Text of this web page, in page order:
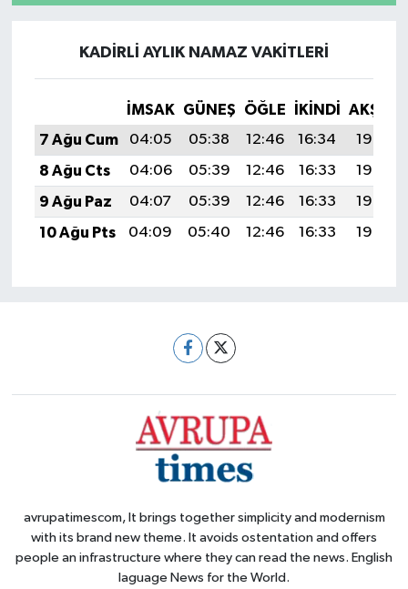
KADIRLI AYLIK NAMAZ VAKITLERI
İMSAK GÜNEŞ ÖĞLE İKINDI
AKŞAM
7 Ağu Cum
04:05 05:38 12:46 16:34
19:45
8 Ağu Cts
04:06 05:39 12:46 16:33
19:44
9 Ağu Paz
04:07 05:39 12:46 16:33
19:43
10 Ağu Pts
04:09 05:40 12:46 16:33 19:42
avrupatimescom, It brings together simplicity and modernism
with its brand new theme. It avoids ostentation and offers
people an infrastructure where they can read the news. English
laguage News for the World.